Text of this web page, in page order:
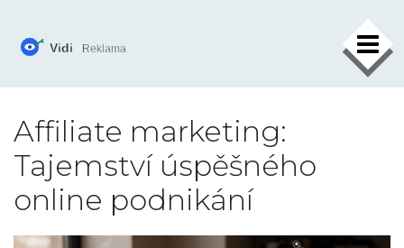
×
Affiliate marketing:
Tajemství úspěšného
online podnikání